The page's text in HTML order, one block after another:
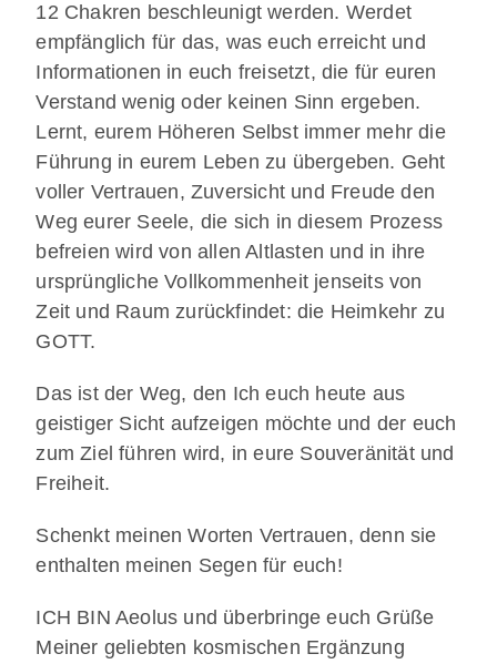
12 Chakren beschleunigt werden. Werdet
empfänglich für das, was euch erreicht und
Informationen in euch freisetzt, die für euren
Verstand wenig oder keinen Sinn ergeben.
Lernt, eurem Höheren Selbst immer mehr die
Führung in eurem Leben zu übergeben. Geht
voller Vertrauen, Zuversicht und Freude den
Weg eurer Seele, die sich in diesem Prozess
befreien wird von allen Altlasten und in ihre
ursprüngliche Vollkommenheit jenseits von
Zeit und Raum zurückfindet: die Heimkehr zu
GOTT.
Das ist der Weg, den Ich euch heute aus
geistiger Sicht aufzeigen möchte und der euch
zum Ziel führen wird, in eure Souveränität und
Freiheit.
Schenkt meinen Worten Vertrauen, denn sie
enthalten meinen Segen für euch!
ICH BIN Aeolus und überbringe euch Grüße
Meiner geliebten kosmischen Ergänzung